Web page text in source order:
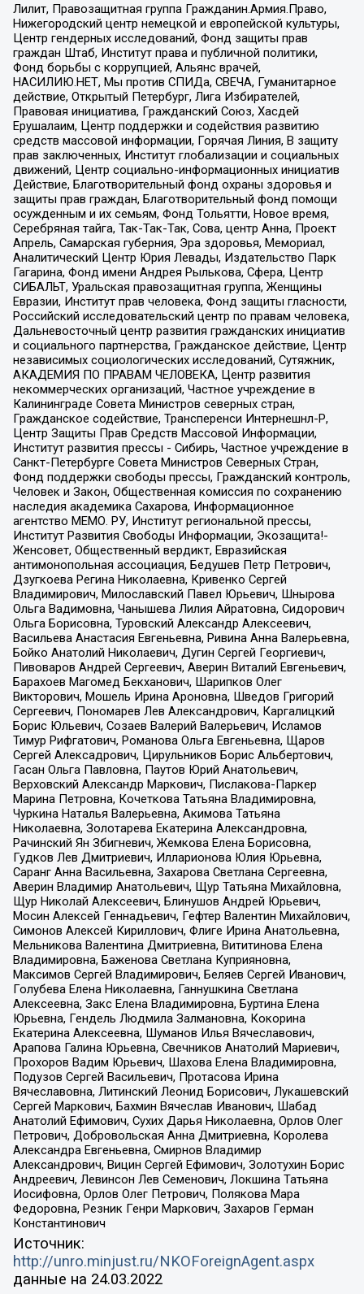
Лилит, Правозащитная группа Гражданин.Армия.Право,
Нижегородский центр немецкой и европейской культуры,
Центр гендерных исследований, Фонд защиты прав
граждан Штаб, Институт права и публичной политики,
Фонд борьбы с коррупцией, Альянс врачей,
НАСИЛИЮ.НЕТ, Мы против СПИДа, СВЕЧА, Гуманитарное
действие, Открытый Петербург, Лига Избирателей,
Правовая инициатива, Гражданский Союз, Хасдей
Ерушалаим, Центр поддержки и содействия развитию
средств массовой информации, Горячая Линия, В защиту
прав заключенных, Институт глобализации и социальных
движений, Центр социально-информационных инициатив
Действие, Благотворительный фонд охраны здоровья и
защиты прав граждан, Благотворительный фонд помощи
осужденным и их семьям, Фонд Тольятти, Новое время,
Серебряная тайга, Так-Так-Так, Сова, центр Анна, Проект
Апрель, Самарская губерния, Эра здоровья, Мемориал,
Аналитический Центр Юрия Левады, Издательство Парк
Гагарина, Фонд имени Андрея Рылькова, Сфера, Центр
СИБАЛЬТ, Уральская правозащитная группа, Женщины
Евразии, Институт прав человека, Фонд защиты гласности,
Российский исследовательский центр по правам человека,
Дальневосточный центр развития гражданских инициатив
и социального партнерства, Гражданское действие, Центр
независимых социологических исследований, Сутяжник,
АКАДЕМИЯ ПО ПРАВАМ ЧЕЛОВЕКА, Центр развития
некоммерческих организаций, Частное учреждение в
Калининграде Совета Министров северных стран,
Гражданское содействие, Трансперенси Интернешнл-Р,
Центр Защиты Прав Средств Массовой Информации,
Институт развития прессы - Сибирь, Частное учреждение в
Санкт-Петербурге Совета Министров Северных Стран,
Фонд поддержки свободы прессы, Гражданский контроль,
Человек и Закон, Общественная комиссия по сохранению
наследия академика Сахарова, Информационное
агентство МЕМО. РУ, Институт региональной прессы,
Институт Развития Свободы Информации, Экозащита!-
Женсовет, Общественный вердикт, Евразийская
антимонопольная ассоциация, Бедушев Петр Петрович,
Дзугкоева Регина Николаевна, Кривенко Сергей
Владимирович, Милославский Павел Юрьевич, Шнырова
Ольга Вадимовна, Чанышева Лилия Айратовна, Сидорович
Ольга Борисовна, Туровский Александр Алексеевич,
Васильева Анастасия Евгеньевна, Ривина Анна Валерьевна,
Бойко Анатолий Николаевич, Дугин Сергей Георгиевич,
Пивоваров Андрей Сергеевич, Аверин Виталий Евгеньевич,
Барахоев Магомед Бекханович, Шарипков Олег
Викторович, Мошель Ирина Ароновна, Шведов Григорий
Сергеевич, Пономарев Лев Александрович, Каргалицкий
Борис Юльевич, Созаев Валерий Валерьевич, Исламов
Тимур Рифгатович, Романова Ольга Евгеньевна, Щаров
Сергей Алексадрович, Цирульников Борис Альбертович,
Гасан Ольга Павловна, Паутов Юрий Анатольевич,
Верховский Александр Маркович, Пислакова-Паркер
Марина Петровна, Кочеткова Татьяна Владимировна,
Чуркина Наталья Валерьевна, Акимова Татьяна
Николаевна, Золотарева Екатерина Александровна,
Рачинский Ян Збигневич, Жемкова Елена Борисовна,
Гудков Лев Дмитриевич, Илларионова Юлия Юрьевна,
Саранг Анна Васильевна, Захарова Светлана Сергеевна,
Аверин Владимир Анатольевич, Щур Татьяна Михайловна,
Щур Николай Алексеевич, Блинушов Андрей Юрьевич,
Мосин Алексей Геннадьевич, Гефтер Валентин Михайлович,
Симонов Алексей Кириллович, Флиге Ирина Анатольевна,
Мельникова Валентина Дмитриевна, Вититинова Елена
Владимировна, Баженова Светлана Куприяновна,
Максимов Сергей Владимирович, Беляев Сергей Иванович,
Голубева Елена Николаевна, Ганнушкина Светлана
Алексеевна, Закс Елена Владимировна, Буртина Елена
Юрьевна, Гендель Людмила Залмановна, Кокорина
Екатерина Алексеевна, Шуманов Илья Вячеславович,
Арапова Галина Юрьевна, Свечников Анатолий Мариевич,
Прохоров Вадим Юрьевич, Шахова Елена Владимировна,
Подузов Сергей Васильевич, Протасова Ирина
Вячеславовна, Литинский Леонид Борисович, Лукашевский
Сергей Маркович, Бахмин Вячеслав Иванович, Шабад
Анатолий Ефимович, Сухих Дарья Николаевна, Орлов Олег
Петрович, Добровольская Анна Дмитриевна, Королева
Александра Евгеньевна, Смирнов Владимир
Александрович, Вицин Сергей Ефимович, Золотухин Борис
Андреевич, Левинсон Лев Семенович, Локшина Татьяна
Иосифовна, Орлов Олег Петрович, Полякова Мара
Федоровна, Резник Генри Маркович, Захаров Герман
Константинович
Источник:
http://unro.minjust.ru/NKOForeignAgent.aspx
данные на 24.03.2022